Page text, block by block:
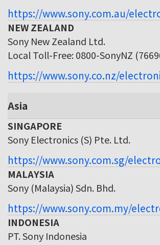
https://www.sony.com.au/
NEW ZEALAND
Sony New Zealand Ltd.
Local Toll-Free: 0800-SonyNZ
https://www.sony.co.nz/
Asia
SINGAPORE
Sony Electronics (S) Pte. Ltd.
https://www.sony.com.sg/
MALAYSIA
Sony (Malaysia) Sdn. Bhd.
https://www.sony.com.my/
INDONESIA
PT. Sony Indonesia